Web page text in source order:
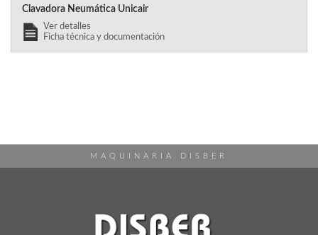
Clavadora Neumática Unicair
Ver detalles
Ficha técnica y documentación
MAQUINARIA DISBER